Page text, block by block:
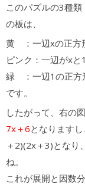
このパズルの3種類
の板は、
黄 ：一辺xの正方
ピンク：一辺がx
緑 ：一辺1の正方
です。
したがって、右の
7x＋6となります
＋2)(2x＋3)となり
ね。
これが展開と因数